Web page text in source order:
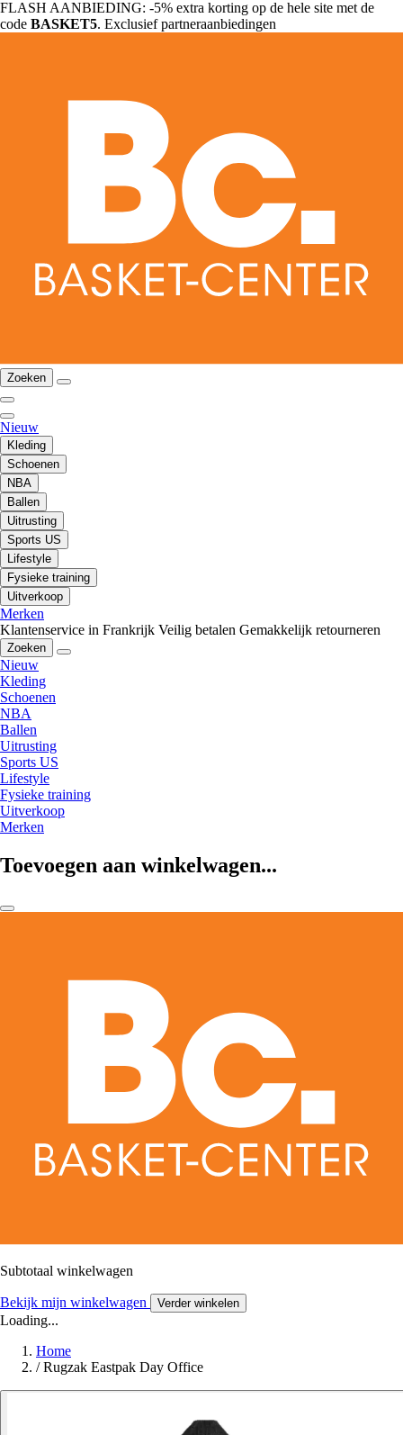
FLASH AANBIEDING: -5% extra korting op de hele site met de
code BASKET5. Exclusief partneraanbiedingen
Zoeken
Nieuw
Kleding
Schoenen
NBA
Ballen
Uitrusting
Sports US
Lifestyle
Fysieke training
Uitverkoop
Merken
Klantenservice in Frankrijk Veilig betalen Gemakkelijk retourneren
Zoeken
Nieuw
Kleding
Schoenen
NBA
Ballen
Uitrusting
Sports US
Lifestyle
Fysieke training
Uitverkoop
Merken
Toevoegen aan winkelwagen...
Subtotaal winkelwagen
Bekijk mijn winkelwagen Verder winkelen
Loading...
Home
/ Rugzak Eastpak Day Office